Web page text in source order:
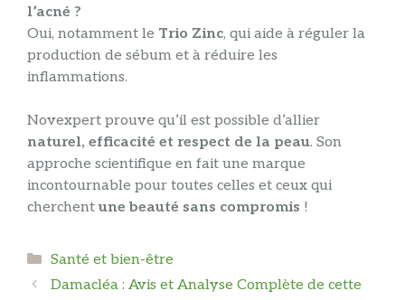
l’acné ?
Oui, notamment le Trio Zinc, qui aide à réguler la
production de sébum et à réduire les
inflammations.
Novexpert prouve qu’il est possible d’allier
naturel, efficacité et respect de la peau. Son
approche scientifique en fait une marque
incontournable pour toutes celles et ceux qui
cherchentune beauté sans compromis !
Catégories
Santé et bien-être
Damacléa : Avis et Analyse Complète de cette